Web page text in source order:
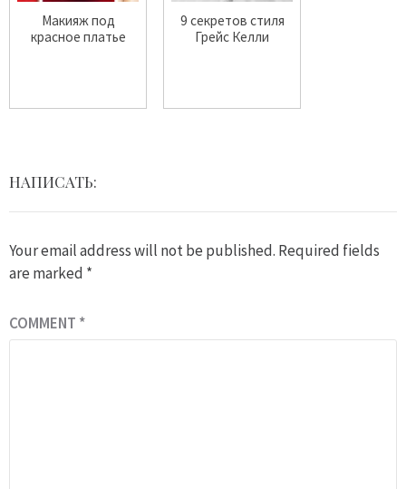
Макияж под
красное платье
9 секретов стиля
Грейс Келли
НАПИСАТЬ:
Your email address will not be published. Required fields
are marked *
COMMENT *